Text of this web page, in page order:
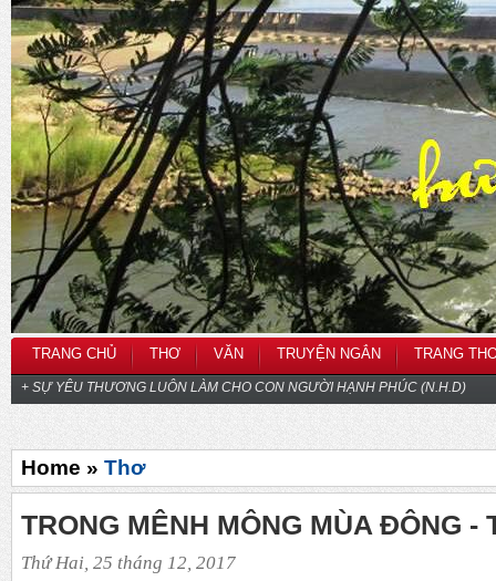
TRANG CHỦ THƠ VĂN TRUYỆN NGẮN TRANG
+ SỰ YÊU THƯƠNG LUÔN LÀM CHO CON NGƯỜI HẠNH PHÚC (N.H.D)
Home » Thơ
TRONG MÊNH MÔNG MÙA ĐÔNG
Thứ Hai, 25 tháng 12, 2017